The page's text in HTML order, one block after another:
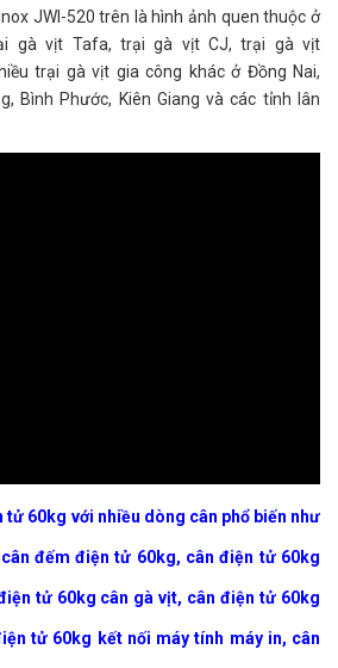
JWI-520 trên là hình ảnh quen thuộc ở
gà vịt Tafa, trại gà vịt CJ, trại gà vịt
trại gà vịt gia công khác ở Đồng Nai,
Bình Phước, Kiên Giang và các tỉnh lân
tử 60kg với nhiều dòng cân phổ biến như
đếm điện tử 60kg, cân điện tử 60kg
tử 60kg cân gà vịt, cân điện tử 60kg
tử 60kg kết nối máy tính máy in, cân